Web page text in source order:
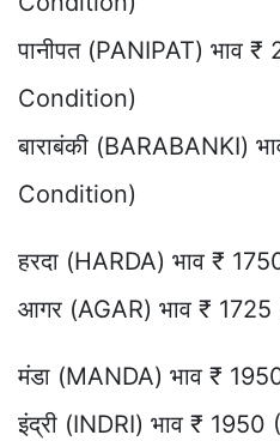
पानीपत (PANIPAT) भाव
Condition)
बाराबंकी (BARABANKI)
Condition)
हरदा (HARDA) भाव ₹
आगर (AGAR) भाव ₹
मंडा (MANDA) भाव ₹
इंद्री (INDRI) भाव ₹